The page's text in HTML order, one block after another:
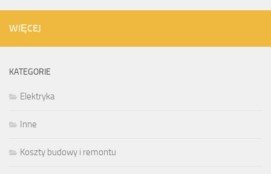
WIĘCEJ
KATEGORIE
Elektryka
Inne
Koszty budowy i remontu